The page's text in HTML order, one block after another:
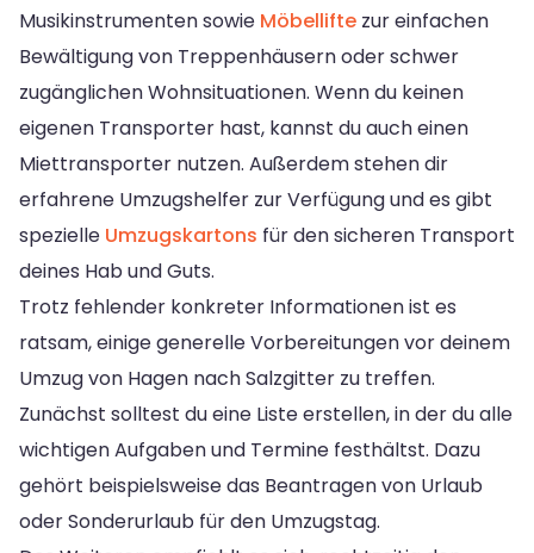
Musikinstrumenten sowie Möbellifte zur einfachen
Bewältigung von Treppenhäusern oder schwer
zugänglichen Wohnsituationen. Wenn du keinen
eigenen Transporter hast, kannst du auch einen
Miettransporter nutzen. Außerdem stehen dir
erfahrene Umzugshelfer zur Verfügung und es gibt
spezielle Umzugskartons für den sicheren Transport
deines Hab und Guts.
Trotz fehlender konkreter Informationen ist es
ratsam, einige generelle Vorbereitungen vor deinem
Umzug von Hagen nach Salzgitter zu treffen.
Zunächst solltest du eine Liste erstellen, in der du alle
wichtigen Aufgaben und Termine festhältst. Dazu
gehört beispielsweise das Beantragen von Urlaub
oder Sonderurlaub für den Umzugstag.